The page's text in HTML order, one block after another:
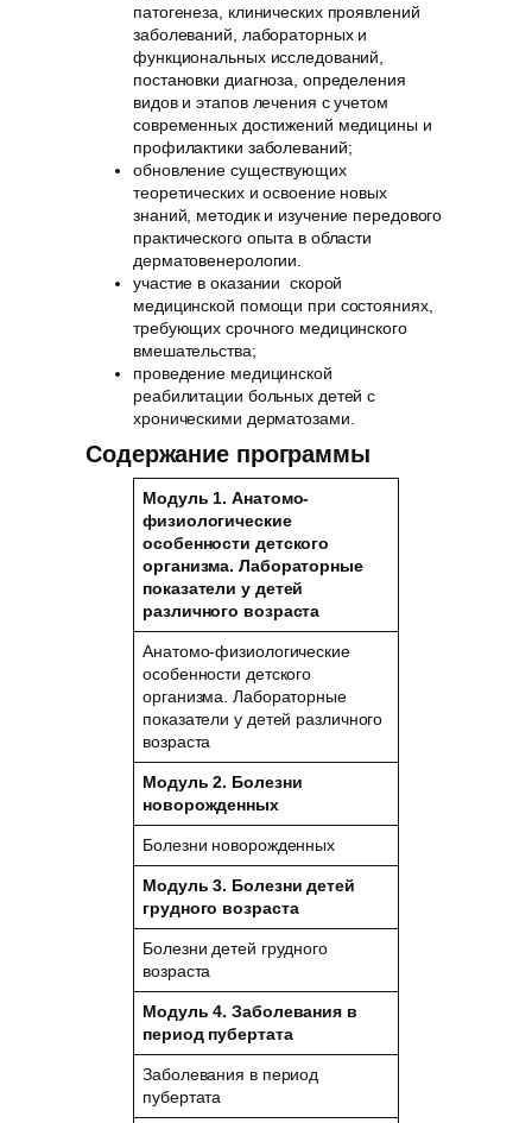
патогенеза, клинических проявлений
заболеваний, лабораторных и
функциональных исследований,
постановки диагноза, определения
видов и этапов лечения с учетом
современных достижений медицины и
профилактики заболеваний;
обновление существующих
теоретических и освоение новых
знаний, методик и изучение передового
практического опыта в области
дерматовенерологии.
участие в оказании скорой
медицинской помощи при состояниях,
требующих срочного медицинского
вмешательства;
проведение медицинской
реабилитации больных детей с
хроническими дерматозами.
Содержание программы
Модуль 1. Анатомо-
физиологические
особенности детского
организма. Лабораторные
показатели у детей
различного возраста
Анатомо-физиологические
особенности детского
организма. Лабораторные
показатели у детей различного
возраста
Модуль 2. Болезни
новорожденных
Болезни новорожденных
Модуль 3. Болезни детей
грудного возраста
Болезни детей грудного
возраста
Модуль 4. Заболевания в
период пубертата
Заболевания в период
пубертата